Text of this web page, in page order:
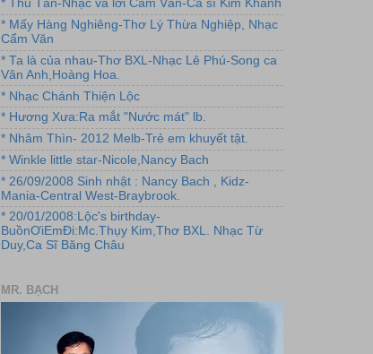
* Thu Tàn-Nhạc và lời Cẩm Văn-Ca sĩ Kim Khánh
* Mấy Hàng Nghiêng-Thơ Lý Thừa Nghiệp, Nhạc
Cẩm Văn
* Ta là của nhau-Thơ BXL-Nhạc Lê Phú-Song ca
Vân Anh,Hoàng Hoa.
* Nhạc Chánh Thiện Lộc
* Hương Xưa:Ra mắt "Nước mát" lb.
* Nhâm Thìn- 2012 Melb-Trẻ em khuyết tật.
* Winkle little star-Nicole,Nancy Bach
* 26/09/2008 Sinh nhật : Nancy Bach , Kidz-
Mania-Central West-Braybrook.
* 20/01/2008:Lộc's birthday-
BuồnƠiEmĐi:Mc.Thụy Kim,Thơ BXL. Nhạc Từ
Duy,Ca Sĩ Băng Châu
MR. BẠCH